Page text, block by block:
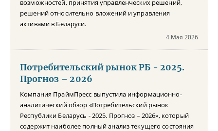
возможностей, принятия управленческих решений,
решений относительно вложений и управления
активами в Беларуси.
4 Мая 2026
Потребительский рынок РБ - 2025.
Прогноз – 2026
Компания ПраймПресс выпустила информационно-
аналитический обзор «Потребительский рынок
Республики Беларусь - 2025. Прогноз – 2026», который
содержит наиболее полный анализ текущего состояния